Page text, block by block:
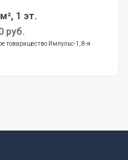
1 эт.
руб.
товарищество Импульс-1, 8-я